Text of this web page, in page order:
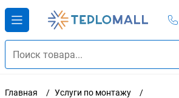
Главная
Услуги по монтажу